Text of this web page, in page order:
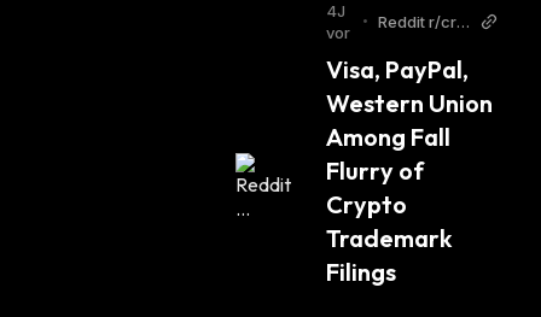
4J
vor
•
Reddit r/cryt
Visa, PayPal,
Western Union
Among Fall
Flurry of
Crypto
Trademark
Filings